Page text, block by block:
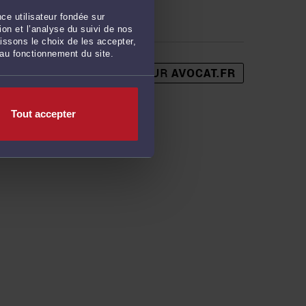
utilisateur fondée sur
et l’analyse du suivi de nos
le choix de les accepter,
fonctionnement du site.
Tout accepter